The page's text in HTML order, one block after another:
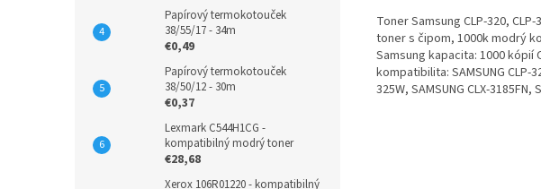
Papírový termokotouček
38/55/17 - 34m
€0,49
Papírový termokotouček
38/50/12 - 30m
€0,37
Lexmark C544H1CG -
kompatibilný modrý toner
€28,68
Xerox 106R01220 - kompatibilný
Toner Samsung CLP-320,
toner s čipom, 1000k modrý
Samsung kapacita: 1000
kompatibilita: SAMSUNG CLP-
325W, SAMSUNG CLX-3185FN,